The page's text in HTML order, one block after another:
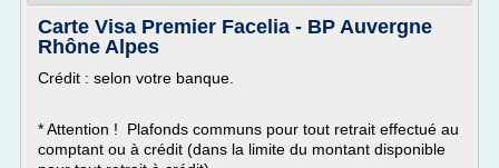
Carte Visa Premier Facelia - BP Auvergne
Rhône Alpes
Crédit : selon votre banque.
* Attention ! Plafonds communs pour tout retrait effectué au
comptant ou à crédit (dans la limite du montant disponible